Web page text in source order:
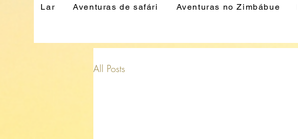
Lar Aventuras de safári Aventuras no Zimbábue
All Posts